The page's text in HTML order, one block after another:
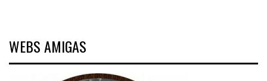
WEBS AMIGAS